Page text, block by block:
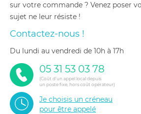
sur votre commande ? Venez poser
sujet ne leur résiste !
Contactez-nous !
du lundi au vendredi de 10h à 17h
05 31 53 03 78
(Coût d'un appel local depuis
un poste fixe, hors coût opérateur)
Je choisis un créneau
pour être appelé